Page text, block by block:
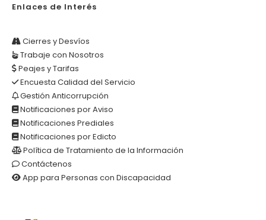
Enlaces de Interés
Cierres y Desvíos
Trabaje con Nosotros
Peajes y Tarifas
Encuesta Calidad del Servicio
Gestión Anticorrupción
Notificaciones por Aviso
Notificaciones Prediales
Notificaciones por Edicto
Política de Tratamiento de la Información
Contáctenos
App para Personas con Discapacidad